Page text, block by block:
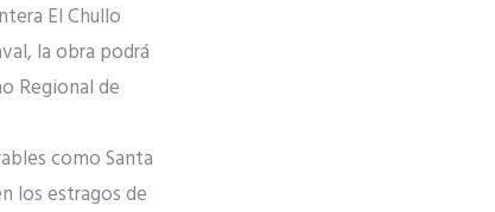
El Chullo
la obra podrá
Regional de
como Santa
los estragos de